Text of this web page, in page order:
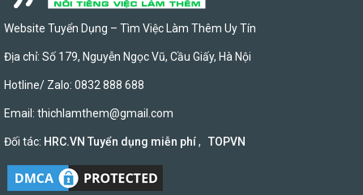
Website Tuyển Dụng – Tìm Việc Làm Thêm Uy Tín
Địa chỉ: Số 179, Nguyễn Ngọc Vũ, Cầu Giấy, Hà Nội
Hotline/ Zalo: 0832 888 688
Email: thichlamthem@gmail.com
Đối tác: HRC.VN Tuyển dụng miễn phí, TOPVN